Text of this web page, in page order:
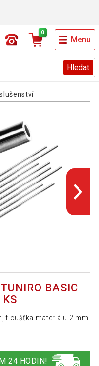
Hledat
0
Menu
BASIC
tloušťka materiálu 2 mm
24 HODIN!